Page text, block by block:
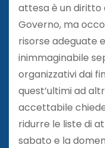
attesa è un diritto
Governo, ma
risorse adeguate
inimmaginabile
organizzativi dai
quest’ultimi ad
accettabile
ridurre le liste di
sabato e la